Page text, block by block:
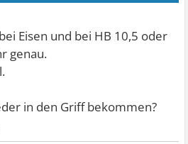
Eisen und bei HB 10,5 oder
genau.
in den Griff bekommen?